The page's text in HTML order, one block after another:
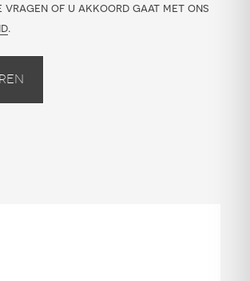
of u akkoord gaat met ons
.